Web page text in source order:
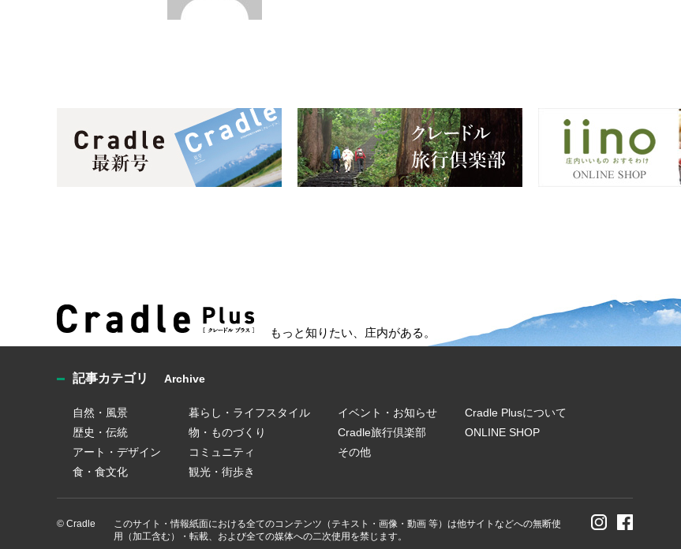
もっと知りたい、庄内がある。
記事カテゴリ Archive
自然・風景
歴史・伝統
アート・デザイン
食・食文化
暮らし・ライフスタイル
物・ものづくり
コミュニティ
観光・街歩き
イベント・お知らせ
Cradle旅行倶楽部
その他
Cradle Plusについて
ONLINE SHOP
© Cradle
このサイト・情報紙面における全てのコンテンツ（テキスト・画像・動画 等）は他サイトなどへの無断使
用（加工含む）・転載、および全ての媒体への二次使用を禁じます。